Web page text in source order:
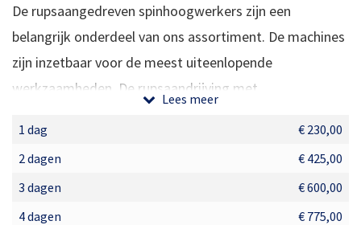
De rupsaangedreven spinhoogwerkers zijn een
belangrijk onderdeel van ons assortiment. De machines
zijn inzetbaar voor de meest uiteenlopende
werkzaamheden. De rupsaandrijving met
moeilijk begaanbaar terrein te rijden. Door het
oppervlakte van de rupsen is de bodemdruk erg weinig
zodat er geen onnodige schade ontstaat.
Lees meer
1 dag
€ 230,00
2 dagen
€ 425,00
3 dagen
€ 600,00
4 dagen
€ 775,00